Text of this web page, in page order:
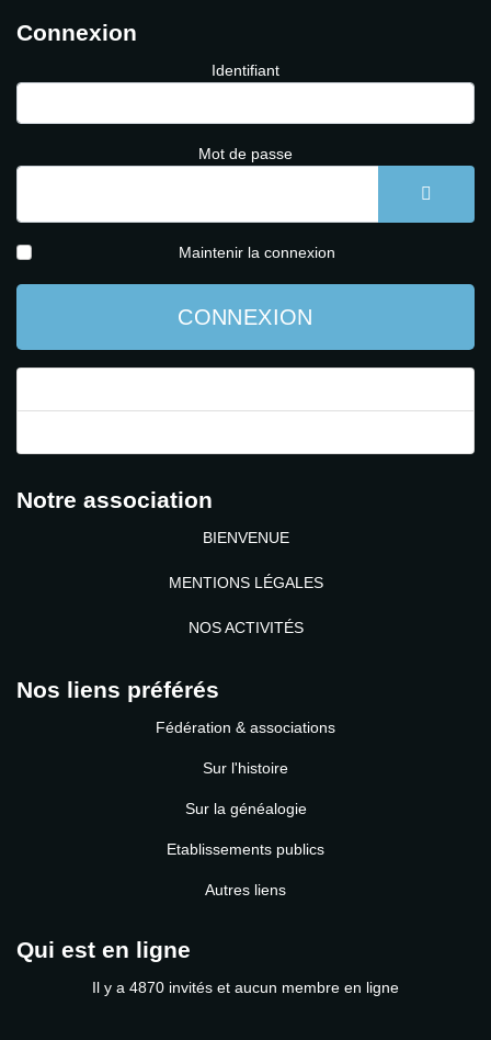
Connexion
Identifiant
Mot de passe
Maintenir la connexion
CONNEXION
Notre association
BIENVENUE
MENTIONS LÉGALES
NOS ACTIVITÉS
Nos liens préférés
Fédération & associations
Sur l'histoire
Sur la généalogie
Etablissements publics
Autres liens
Qui est en ligne
Il y a 4870 invités et aucun membre en ligne